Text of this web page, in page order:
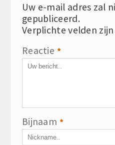
Uw e-mail adres zal
gepubliceerd.
Verplichte velden
Reactie *
Bijnaam *